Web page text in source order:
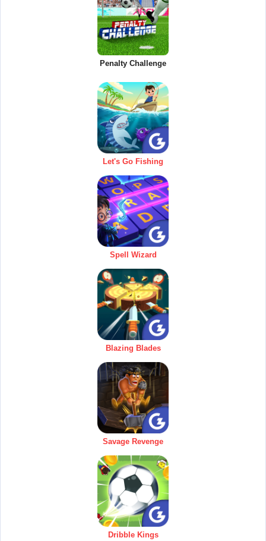
Penalty Challenge
Let's Go Fishing
Spell Wizard
Blazing Blades
Savage Revenge
Dribble Kings